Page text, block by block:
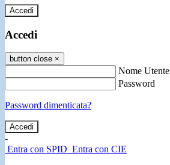
Accedi
Accedi
button close ×
Nome Utente
Password
Password dimenticata?
-
Entra con SPID Entra con CIE